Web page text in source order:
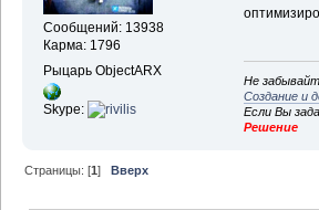
Сообщений: 13938
Карма: 1796
Рыцарь ObjectARX
Skype:
Не
Создание и
Если Вы
Решение
Страницы: [1] Вверх